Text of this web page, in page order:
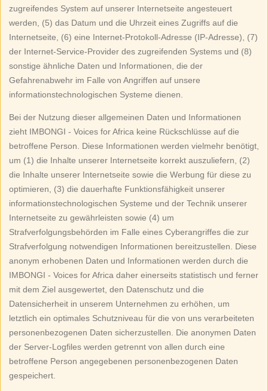
zugreifendes System auf unserer Internetseite angesteuert
werden, (5) das Datum und die Uhrzeit eines Zugriffs auf die
Internetseite, (6) eine Internet-Protokoll-Adresse (IP-Adresse), (7)
der Internet-Service-Provider des zugreifenden Systems und (8)
sonstige ähnliche Daten und Informationen, die der
Gefahrenabwehr im Falle von Angriffen auf unsere
informationstechnologischen Systeme dienen.
Bei der Nutzung dieser allgemeinen Daten und Informationen
zieht IMBONGI - Voices for Africa keine Rückschlüsse auf die
betroffene Person. Diese Informationen werden vielmehr benötigt,
um (1) die Inhalte unserer Internetseite korrekt auszuliefern, (2)
die Inhalte unserer Internetseite sowie die Werbung für diese zu
optimieren, (3) die dauerhafte Funktionsfähigkeit unserer
informationstechnologischen Systeme und der Technik unserer
Internetseite zu gewährleisten sowie (4) um
Strafverfolgungsbehörden im Falle eines Cyberangriffes die zur
Strafverfolgung notwendigen Informationen bereitzustellen. Diese
anonym erhobenen Daten und Informationen werden durch die
IMBONGI - Voices for Africa daher einerseits statistisch und ferner
mit dem Ziel ausgewertet, den Datenschutz und die
Datensicherheit in unserem Unternehmen zu erhöhen, um
letztlich ein optimales Schutzniveau für die von uns verarbeiteten
personenbezogenen Daten sicherzustellen. Die anonymen Daten
der Server-Logfiles werden getrennt von allen durch eine
betroffene Person angegebenen personenbezogenen Daten
gespeichert.